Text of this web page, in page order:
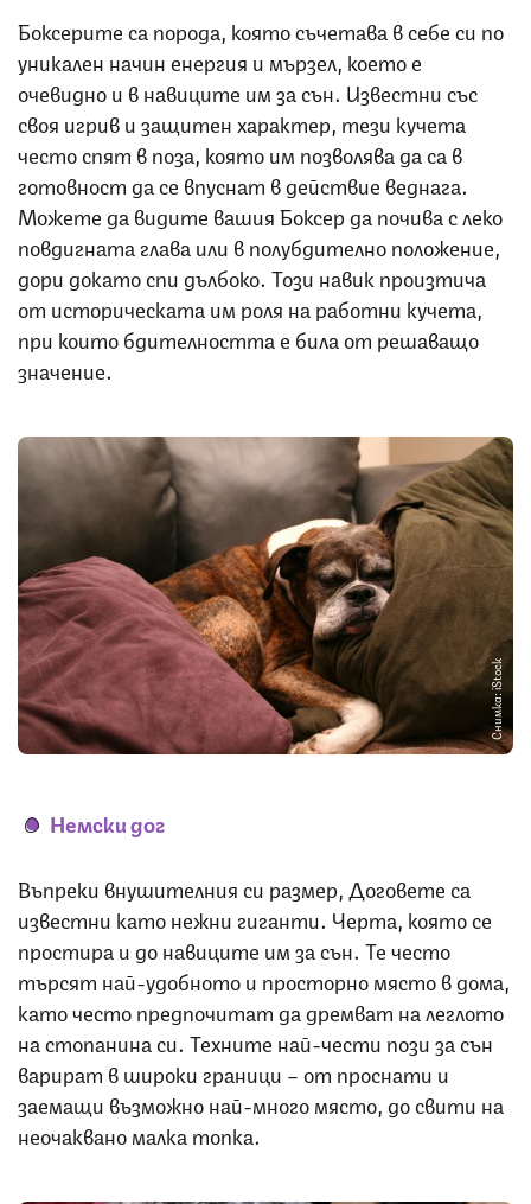
Боксерите са порода, която съчетава в себе си по
уникален начин енергия и мързел, което е
очевидно и в навиците им за сън. Известни със
своя игрив и защитен характер, тези кучета
често спят в поза, която им позволява да са в
готовност да се впуснат в действие веднага.
Можете да видите вашия Боксер да почива с леко
повдигната глава или в полубдително положение,
дори докато спи дълбоко. Този навик произтича
от историческата им роля на работни кучета,
при които бдителността е била от решаващо
значение.
Снимка: iStock
Немски дог
Въпреки внушителния си размер, Договете са
известни като нежни гиганти. Черта, която се
простира и до навиците им за сън. Те често
търсят най-удобното и просторно място в дома,
като често предпочитат да дремват на леглото
на стопанина си. Техните най-чести пози за сън
варират в широки граници – от проснати и
заемащи възможно най-много място, до свити на
неочаквано малка топка.